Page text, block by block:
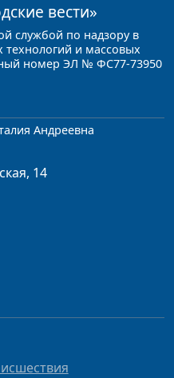
вести»
службой по надзору в
и массовых
номер ЭЛ № ФС77-73950
Андреевна
14